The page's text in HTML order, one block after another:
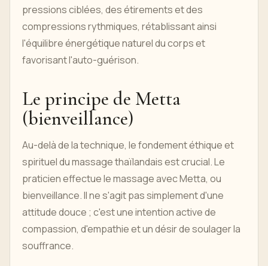
pressions ciblées, des étirements et des
compressions rythmiques, rétablissant ainsi
l'équilibre énergétique naturel du corps et
favorisant l'auto-guérison.
Le principe de Metta
(bienveillance)
Au-delà de la technique, le fondement éthique et
spirituel du massage thaïlandais est crucial. Le
praticien effectue le massage avec Metta, ou
bienveillance. Il ne s'agit pas simplement d'une
attitude douce ; c'est une intention active de
compassion, d'empathie et un désir de soulager la
souffrance.